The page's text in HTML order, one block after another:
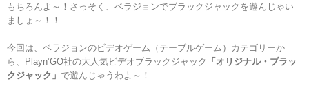
もちろんよ～！さっそく、ベラジョンでブラックジャックを遊んじゃい
ましょ～！！
今回は、ベラジョンのビデオゲーム（テーブルゲーム）カテゴリーか
ら、Playn’GO社の大人気ビデオブラックジャック 「 オリジナル・ブラッ
クジャック 」 で遊んじゃうわよ～！